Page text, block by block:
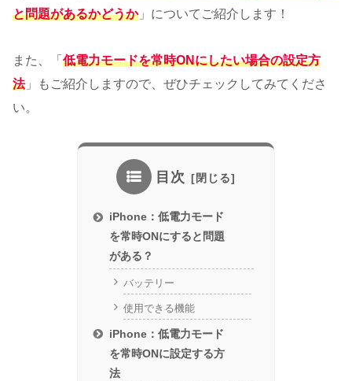
と問題があるかどうか」についてご紹介します！
また、「 低電力モードを常時ONにしたい場合の設定方
法」もご紹介しますので、ぜひチェックしてみてくださ
い。
目次
iPhone：低電力モード
を常時ONにすると問題
がある？
バッテリー
使用できる機能
iPhone：低電力モード
を常時ONに設定する方
法